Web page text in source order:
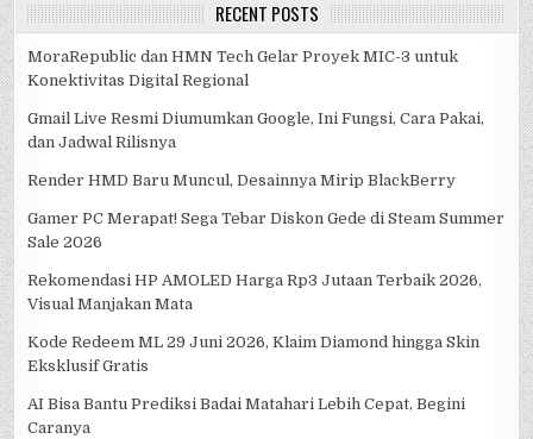
RECENT POSTS
MoraRepublic dan HMN Tech Gelar Proyek MIC-3 untuk
Konektivitas Digital Regional
Gmail Live Resmi Diumumkan Google, Ini Fungsi, Cara Pakai,
dan Jadwal Rilisnya
Render HMD Baru Muncul, Desainnya Mirip BlackBerry
Gamer PC Merapat! Sega Tebar Diskon Gede di Steam Summer
Sale 2026
Rekomendasi HP AMOLED Harga Rp3 Jutaan Terbaik 2026,
Visual Manjakan Mata
Kode Redeem ML 29 Juni 2026, Klaim Diamond hingga Skin
Eksklusif Gratis
AI Bisa Bantu Prediksi Badai Matahari Lebih Cepat, Begini
Caranya